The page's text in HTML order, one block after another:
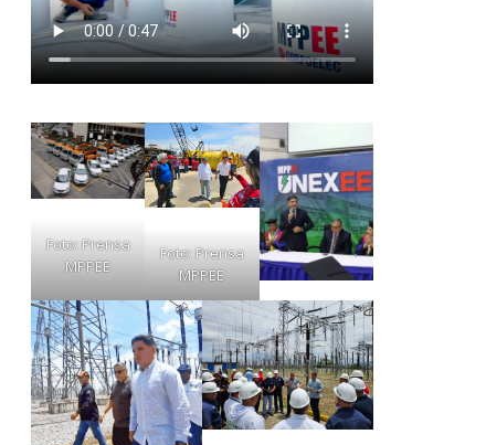
Foto: Prensa
MPPEE
Foto: Prensa
MPPEE